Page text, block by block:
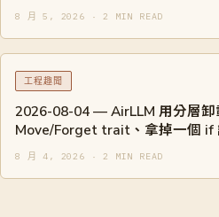
8 月 5, 2026 · 2 MIN READ
工程趣聞
2026-08-04 — AirLLM 用分層卸
Move/Forget trait、拿掉一個 if
8 月 4, 2026 · 2 MIN READ